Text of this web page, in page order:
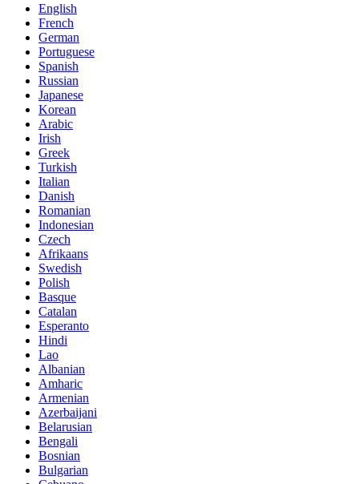
English
French
German
Portuguese
Spanish
Russian
Japanese
Korean
Arabic
Irish
Greek
Turkish
Italian
Danish
Romanian
Indonesian
Czech
Afrikaans
Swedish
Polish
Basque
Catalan
Esperanto
Hindi
Lao
Albanian
Amharic
Armenian
Azerbaijani
Belarusian
Bengali
Bosnian
Bulgarian